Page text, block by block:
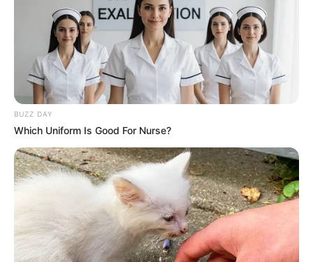
Cara Song Joong Ki memasuki dunia akting mungkin berbeda
dengan aktor-aktor lain. Jika aktor lain mengikuti audisi, Joong Ki
justru ditawari saat sedang berada di dalam kereta. Debutnya di
dunia akting dimulai lewat film
A Frozen Flower(2008).
Selanjutnya ia bermain dalam filmFive Senses of Erosdalam
segmen Believe in the Moment
(2009). Dan perannya meskipun
Snow for Christmas?(2009).
Ia juga tampil dalam drama tentang dunia kesehatanOB& GY
(201) dan film sekuelHearty Paws 2. Karirnya meroket usai ia
memerankan karakter playboy kaya raya dalam drama
Sungkyunkwan Scandal(2010).
BUZZ DAY
Which Uniform Is Good For Nurse?